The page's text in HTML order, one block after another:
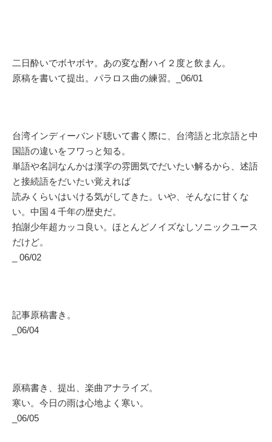
二日酔いでボヤボヤ。あの変な酎ハイ２度と飲まん。
原稿を書いて提出。パラロス曲の練習。_06/01
台湾インディーバンド聴いて書く際に、台湾語と北京語と中
国語の違いをフワっと知る。
単語や名詞なんかは漢字の雰囲気でだいたい解るから、述語
と接続語をだいたい覚えれば
読みくらいはいける気がしてきた。いや、そんなに甘くな
い。中国４千年の歴史だ。
拍謝少年超カッコ良い。ほとんどノイズなしソニックユース
だけど。
_ 06/02
記事原稿書き。
_06/04
原稿書き、提出、楽曲アナライズ。
寒い。今日の雨は心地よく寒い。
_06/05